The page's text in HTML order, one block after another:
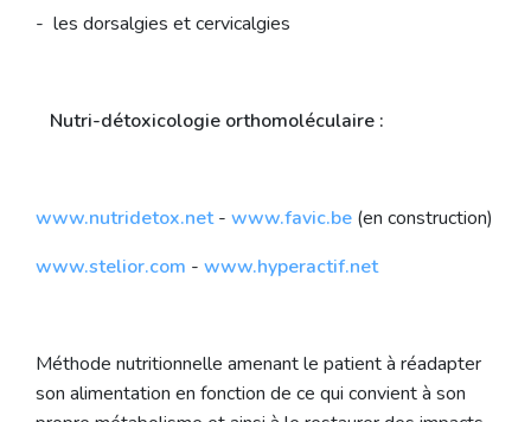
- les dorsalgies et cervicalgies
Nutri-détoxicologie orthomoléculaire :
www.nutridetox.net- www.favic.be (en construction)
www.stelior.com - www.hyperactif.net
Méthode nutritionnelle amenant le patient à réadapter
son alimentation en fonction de ce qui convient à son